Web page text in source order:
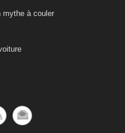
mythe à couler